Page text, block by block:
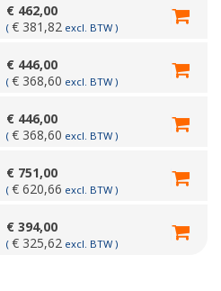
€ 462,00
(€ 381,82 excl. BTW )
€ 446,00
(€ 368,60 excl. BTW )
€ 446,00
(€ 368,60 excl. BTW )
€ 751,00
(€ 620,66 excl. BTW )
€ 394,00
(€ 325,62 excl. BTW )